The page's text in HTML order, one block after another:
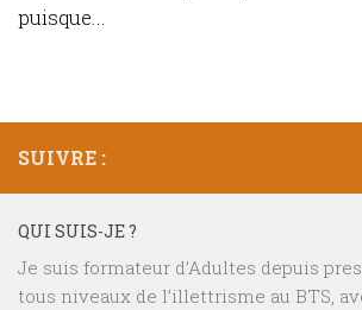
puisque...
SUIVRE :
QUI SUIS-JE ?
Je suis formateur d’Adultes depuis
tous niveaux de l’illettrisme au BTS,